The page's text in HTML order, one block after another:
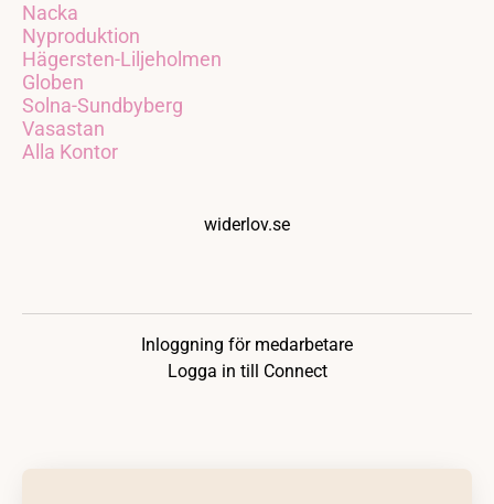
Nacka
Nyproduktion
Hägersten-Liljeholmen
Globen
Solna-Sundbyberg
Vasastan
Alla Kontor
widerlov.se
Inloggning för medarbetare
Logga in till Connect